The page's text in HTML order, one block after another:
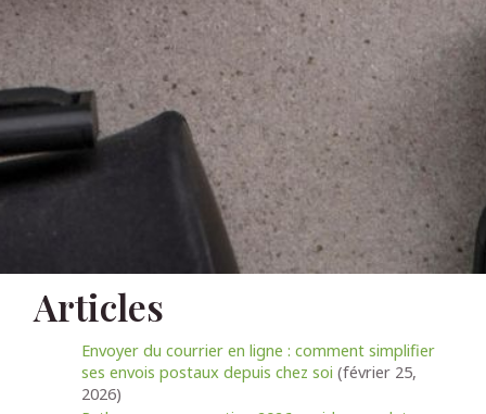
Articles
Envoyer du courrier en ligne : comment simplifier
ses envois postaux depuis chez soi (février 25,
2026)